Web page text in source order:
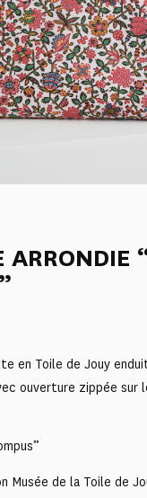
ARRONDIE
en Toile de Jouy
ouverture zippée sur
Musée de la Toile de